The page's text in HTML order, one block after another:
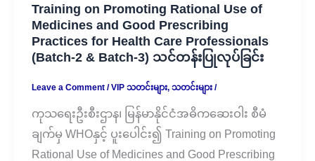
Training on Promoting Rational Use of
Medicines and Good Prescribing
Practices for Health Care Professionals
(Batch-2 & Batch-3) သင်တန်းပြုလုပ်ခြင်း
Leave a Comment /VIP သတင်းများ, သတင်းများ/
ကုသရေးဦးစီးဌာန၊ မြန်မာနိုင်ငံအဓိကဆေးဝါး စီမံ
ချက်မှ WHOနှင့် ပူးပေါင်း၍ Training on Promoting
Rational Use of Medicines and Good Prescribing